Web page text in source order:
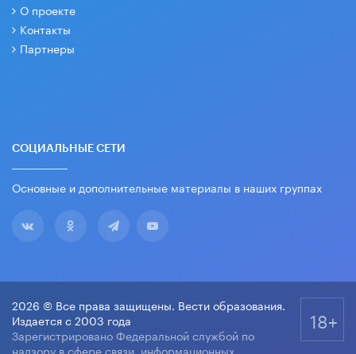
О проекте
Контакты
Партнеры
СОЦИАЛЬНЫЕ СЕТИ
Основные и дополнительные материалы в наших группах
2026 © Все права защищены. Вести образования.
Издается с 2003 года
Зарегистрировано Федеральной службой по
надзору в сфере связи, информационных
18+